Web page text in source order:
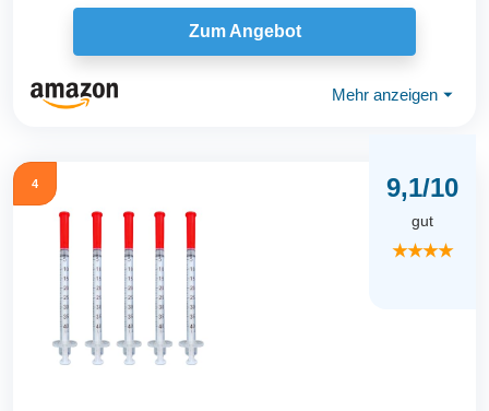
(30G...
Zum Angebot
Mehr anzeigen ⏷
4 9,1/10
gut
★★★★